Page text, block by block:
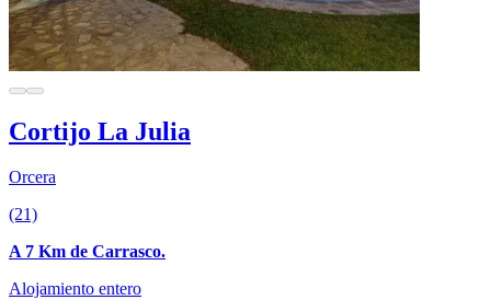
Cortijo La Julia
Orcera
(21)
A 7 Km de Carrasco.
Alojamiento entero